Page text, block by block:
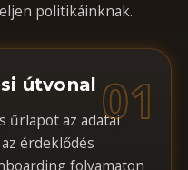
politikáinknak.
01
útvonal
űrlapot az adatai
érdeklődés
folyamaton